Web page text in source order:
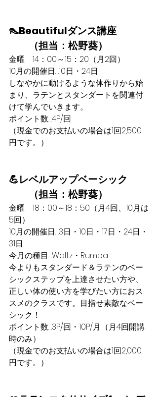
👠Beautifulダンス講座
（担当：松野葵）
金曜　14：00～15：20（月2回）​
10月の開催日…10日・24日
​しなやかに動けるような体作りから始
まり、ラテンとスタンダートを関連付
けて学んでいきます。
ポイント数…4P/回
（現金でのお支払いの場合は1回2,500
円です。）
💪レベルアップベーシック
（担当：松野葵）
​金曜　18：00～18：50（月4回、10月は
5回）​
10月の開催日…3日・10日・17日・24日・
31日
今月の種目…Waltz・Rumba
​今よりもスタンダード＆ラテンのベー
シックステップを上達させたい方や、
正しい体の使い方を学びたい方におス
スメのクラスです。目指せ素敵なベー
シック！
ポイント数…3P/回・10P/月（月4回開講
時のみ）
（現金でのお支払いの場合は1回2,000
円です。）